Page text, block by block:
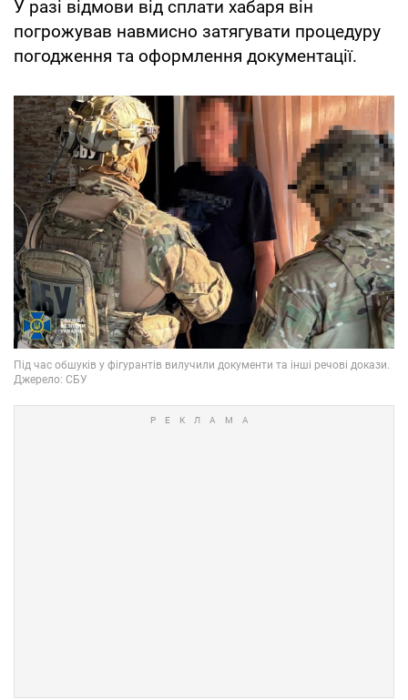
У разі відмови від сплати хабаря він
погрожував навмисно затягувати процедуру
погодження та оформлення документації.